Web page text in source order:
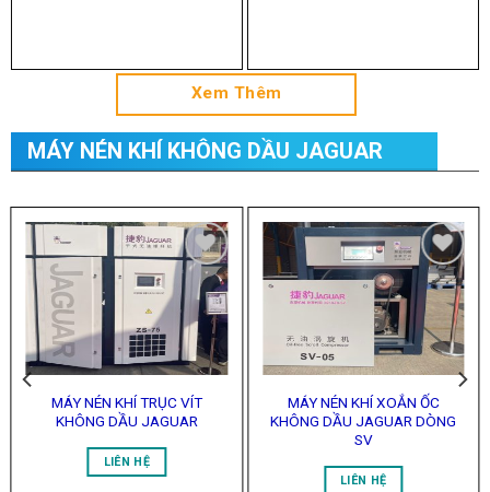
Xem Thêm
MÁY NÉN KHÍ KHÔNG DẦU JAGUAR
Add to
Wishlist
MÁY NÉN KHÍ TRỤC VÍT
KHÔNG DẦU JAGUAR
Add to
Wishlist
MÁY NÉN KHÍ XOẮN ỐC
KHÔNG DẦU JAGUAR DÒNG
SV